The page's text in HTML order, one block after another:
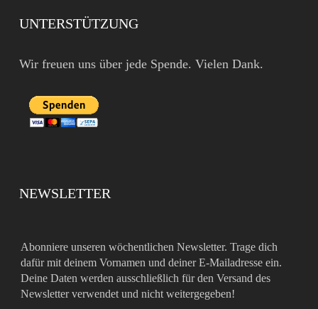
UNTERSTÜTZUNG
Wir freuen uns über jede Spende. Vielen Dank.
NEWSLETTER
Abonniere unseren wöchentlichen Newsletter. Trage dich
dafür mit deinem Vornamen und deiner E-Mailadresse ein.
Deine Daten werden ausschließlich für den Versand des
Newsletter verwendet und nicht weitergegeben!